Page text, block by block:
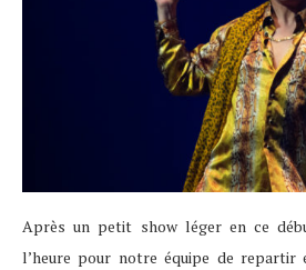
Après un petit show léger en ce
l’heure pour notre équipe de